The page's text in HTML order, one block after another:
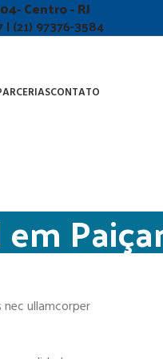
Centro - RJ
| (21) 97376-3584
CONTATO
ullamcorper